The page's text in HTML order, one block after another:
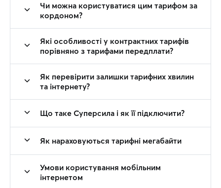
Чи можна користуватися цим тарифом за
кордоном?
Які особливості у контрактних тарифів
порівняно з тарифами передплати?
Як перевірити залишки тарифних хвилин
та інтернету?
Що таке Суперсила і як її підключити?
Як нараховуються тарифні мегабайти
Умови користування мобільним
інтернетом